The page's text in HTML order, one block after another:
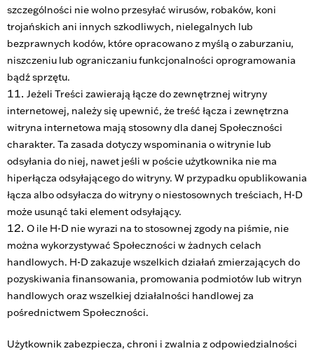
szczególności nie wolno przesyłać wirusów, robaków, koni
trojańskich ani innych szkodliwych, nielegalnych lub
bezprawnych kodów, które opracowano z myślą o zaburzaniu,
niszczeniu lub ograniczaniu funkcjonalności oprogramowania
bądź sprzętu.
Jeżeli Treści zawierają łącze do zewnętrznej witryny
internetowej, należy się upewnić, że treść łącza i zewnętrzna
witryna internetowa mają stosowny dla danej Społeczności
charakter. Ta zasada dotyczy wspominania o witrynie lub
odsyłania do niej, nawet jeśli w poście użytkownika nie ma
hiperłącza odsyłającego do witryny. W przypadku opublikowania
łącza albo odsyłacza do witryny o niestosownych treściach, H-D
może usunąć taki element odsyłający.
O ile H-D nie wyrazi na to stosownej zgody na piśmie, nie
można wykorzystywać Społeczności w żadnych celach
handlowych. H-D zakazuje wszelkich działań zmierzających do
pozyskiwania finansowania, promowania podmiotów lub witryn
handlowych oraz wszelkiej działalności handlowej za
pośrednictwem Społeczności.
Użytkownik zabezpiecza, chroni i zwalnia z odpowiedzialności